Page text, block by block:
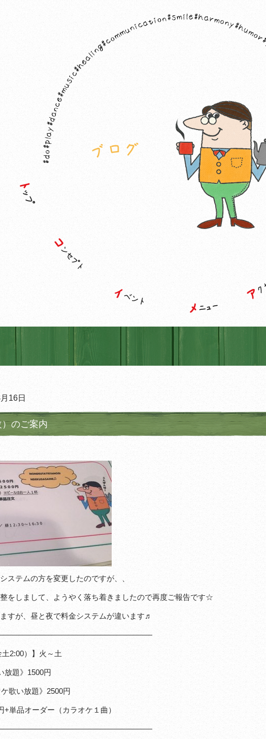
16日
のご案内
ステムの方を変更したのですが、、
をしまして、ようやく落ち着きましたので再度ご報告です☆
すが、昼と夜で料金システムが違います♬
2:00）】火～土
放題》1500円
歌い放題》2500円
+単品オーダー（カラオケ１曲）